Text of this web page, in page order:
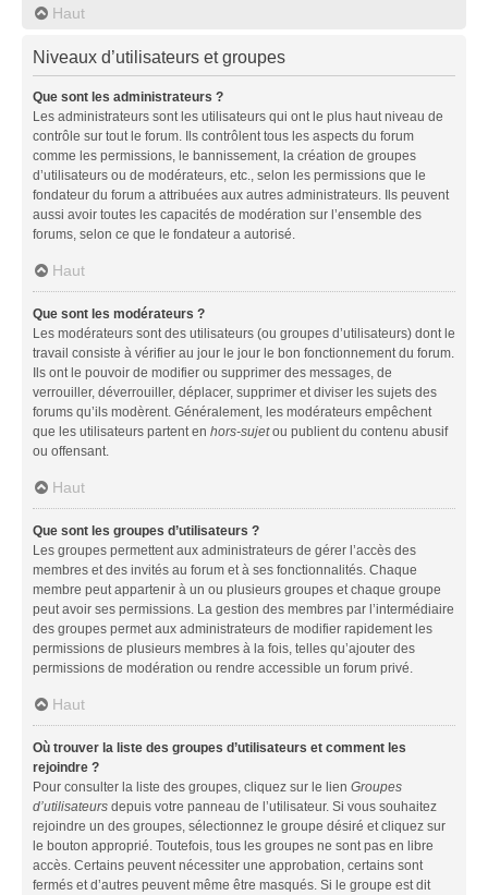
Haut
Niveaux d’utilisateurs et groupes
Que sont les administrateurs ?
Les administrateurs sont les utilisateurs qui ont le plus haut niveau de
contrôle sur tout le forum. Ils contrôlent tous les aspects du forum
comme les permissions, le bannissement, la création de groupes
d’utilisateurs ou de modérateurs, etc., selon les permissions que le
fondateur du forum a attribuées aux autres administrateurs. Ils peuvent
aussi avoir toutes les capacités de modération sur l’ensemble des
forums, selon ce que le fondateur a autorisé.
Haut
Que sont les modérateurs ?
Les modérateurs sont des utilisateurs (ou groupes d’utilisateurs) dont le
travail consiste à vérifier au jour le jour le bon fonctionnement du forum.
Ils ont le pouvoir de modifier ou supprimer des messages, de
verrouiller, déverrouiller, déplacer, supprimer et diviser les sujets des
forums qu’ils modèrent. Généralement, les modérateurs empêchent
que les utilisateurs partent en hors-sujetou publient du contenu abusif
ou offensant.
Haut
Que sont les groupes d’utilisateurs ?
Les groupes permettent aux administrateurs de gérer l’accès des
membres et des invités au forum et à ses fonctionnalités. Chaque
membre peut appartenir à un ou plusieurs groupes et chaque groupe
peut avoir ses permissions. La gestion des membres par l’intermédiaire
des groupes permet aux administrateurs de modifier rapidement les
permissions de plusieurs membres à la fois, telles qu’ajouter des
permissions de modération ou rendre accessible un forum privé.
Haut
Où trouver la liste des groupes d’utilisateurs et comment les
rejoindre ?
Pour consulter la liste des groupes, cliquez sur le lien Groupes
d’utilisateurs depuis votre panneau de l’utilisateur. Si vous souhaitez
rejoindre un des groupes, sélectionnez le groupe désiré et cliquez sur
le bouton approprié. Toutefois, tous les groupes ne sont pas en libre
accès. Certains peuvent nécessiter une approbation, certains sont
fermés et d’autres peuvent même être masqués. Si le groupe est dit